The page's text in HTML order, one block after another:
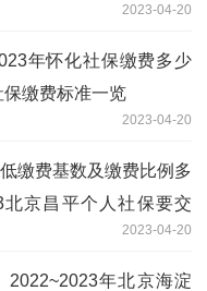
2023-04-20
年怀化社保缴费多少
缴费标准一览
2023-04-20
缴费基数及缴费比例多
北京昌平个人社保要交
2023-04-20
2022~2023年北京海淀